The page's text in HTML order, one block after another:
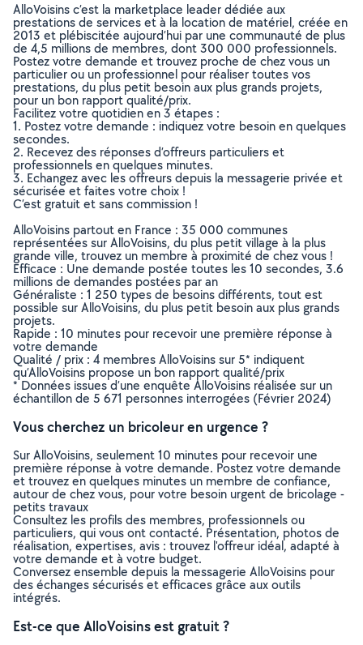
AlloVoisins c’est la marketplace leader dédiée aux
prestations de services et à la location de matériel, créée en
2013 et plébiscitée aujourd’hui par une communauté de plus
de 4,5 millions de membres, dont 300 000 professionnels.
Postez votre demande et trouvez proche de chez vous un
particulier ou un professionnel pour réaliser toutes vos
prestations, du plus petit besoin aux plus grands projets,
pour un bon rapport qualité/prix.
Facilitez votre quotidien en 3 étapes :
1. Postez votre demande : indiquez votre besoin en quelques
secondes.
2. Recevez des réponses d’offreurs particuliers et
professionnels en quelques minutes.
3. Echangez avec les offreurs depuis la messagerie privée et
sécurisée et faites votre choix !
C’est gratuit et sans commission !
AlloVoisins partout en France : 35 000 communes
représentées sur AlloVoisins, du plus petit village à la plus
grande ville, trouvez un membre à proximité de chez vous !
Efficace : Une demande postée toutes les 10 secondes, 3.6
millions de demandes postées par an
Généraliste : 1 250 types de besoins différents, tout est
possible sur AlloVoisins, du plus petit besoin aux plus grands
projets.
Rapide : 10 minutes pour recevoir une première réponse à
votre demande
Qualité / prix : 4 membres AlloVoisins sur 5* indiquent
qu’AlloVoisins propose un bon rapport qualité/prix
* Données issues d’une enquête AlloVoisins réalisée sur un
échantillon de 5 671 personnes interrogées (Février 2024)
Vous cherchez un bricoleur en urgence ?
Sur AlloVoisins, seulement 10 minutes pour recevoir une
première réponse à votre demande. Postez votre demande
et trouvez en quelques minutes un membre de confiance,
autour de chez vous, pour votre besoin urgent de bricolage -
petits travaux
Consultez les profils des membres, professionnels ou
particuliers, qui vous ont contacté. Présentation, photos de
réalisation, expertises, avis : trouvez l'offreur idéal, adapté à
votre demande et à votre budget.
Conversez ensemble depuis la messagerie AlloVoisins pour
des échanges sécurisés et efficaces grâce aux outils
intégrés.
Est-ce que AlloVoisins est gratuit ?